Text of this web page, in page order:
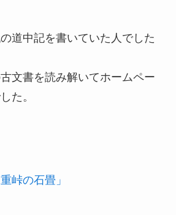
道中記を書いていた人でした
文書を読み解いてホームペー
た。
峠の石畳」